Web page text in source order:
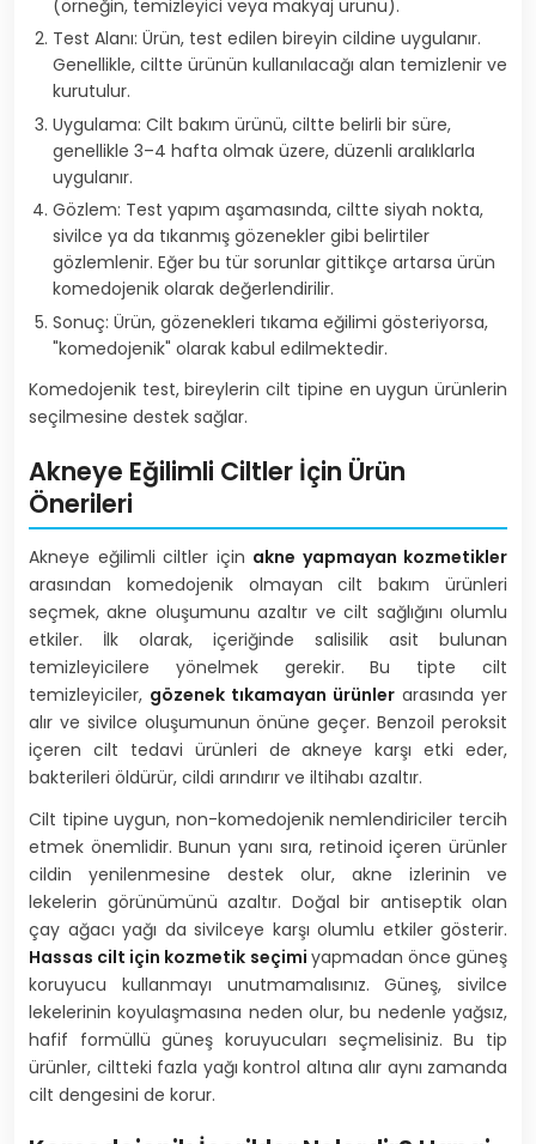
(örneğin, temizleyici veya makyaj ürünü).
Test Alanı: Ürün, test edilen bireyin cildine uygulanır.
Genellikle, ciltte ürünün kullanılacağı alan temizlenir ve
kurutulur.
Uygulama: Cilt bakım ürünü, ciltte belirli bir süre,
genellikle 3–4 hafta olmak üzere, düzenli aralıklarla
uygulanır.
Gözlem: Test yapım aşamasında, ciltte siyah nokta,
sivilce ya da tıkanmış gözenekler gibi belirtiler
gözlemlenir. Eğer bu tür sorunlar gittikçe artarsa ürün
komedojenik olarak değerlendirilir.
Sonuç: Ürün, gözenekleri tıkama eğilimi gösteriyorsa,
"komedojenik" olarak kabul edilmektedir.
Komedojenik test, bireylerin cilt tipine en uygun ürünlerin
seçilmesine destek sağlar.
Akneye Eğilimli Ciltler İçin Ürün
Önerileri
Akneye eğilimli ciltler için akne yapmayan kozmetikler
arasından komedojenik olmayan cilt bakım ürünleri
seçmek, akne oluşumunu azaltır ve cilt sağlığını olumlu
etkiler. İlk olarak, içeriğinde salisilik asit bulunan
temizleyicilere yönelmek gerekir. Bu tipte cilt
temizleyiciler, gözenek tıkamayan ürünler arasında yer
alır ve sivilce oluşumunun önüne geçer. Benzoil peroksit
içeren cilt tedavi ürünleri de akneye karşı etki eder,
bakterileri öldürür, cildi arındırır ve iltihabı azaltır.
Cilt tipine uygun, non-komedojenik nemlendiriciler tercih
etmek önemlidir. Bunun yanı sıra, retinoid içeren ürünler
cildin yenilenmesine destek olur, akne izlerinin ve
lekelerin görünümünü azaltır. Doğal bir antiseptik olan
çay ağacı yağı da sivilceye karşı olumlu etkiler gösterir.
Hassas cilt için kozmetik seçimi yapmadan önce güneş
koruyucu kullanmayı unutmamalısınız. Güneş, sivilce
lekelerinin koyulaşmasına neden olur, bu nedenle yağsız,
hafif formüllü güneş koruyucuları seçmelisiniz. Bu tip
ürünler, ciltteki fazla yağı kontrol altına alır aynı zamanda
cilt dengesini de korur.